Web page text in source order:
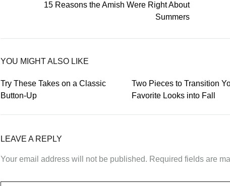
15 Reasons the Amish Were Right About
Summers
YOU MIGHT ALSO LIKE
Try These Takes on a Classic
Button-Up
Two Pieces to Transition
Favorite Looks into Fall
LEAVE A REPLY
Your email address will not be published. Required fields are